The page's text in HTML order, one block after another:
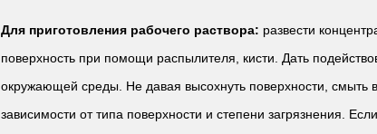
Для приготовления рабочего раствора: развести
поверхность при помощи распылителя, кисти. Дать
окружающей среды. Не давая высохнуть поверхности, смыть
зависимости от типа поверхности и степени загрязнения.